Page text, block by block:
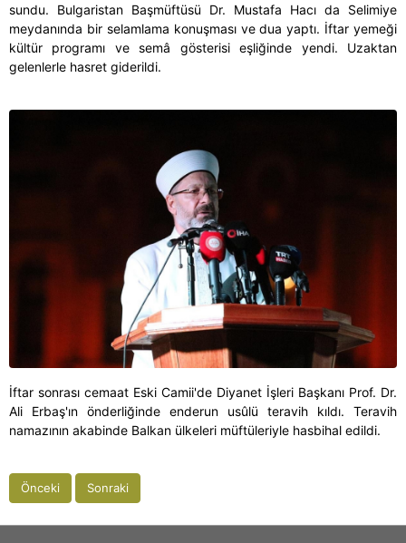
sundu. Bulgaristan Başmüftüsü Dr. Mustafa Hacı da Selimiye
meydanında bir selamlama konuşması ve dua yaptı. İftar yemeği
kültür programı ve semâ gösterisi eşliğinde yendi. Uzaktan
gelenlerle hasret giderildi.
İftar sonrası cemaat Eski Camii'de Diyanet İşleri Başkanı Prof. Dr.
Ali Erbaş'ın önderliğinde enderun usûlü teravih kıldı. Teravih
namazının akabinde Balkan ülkeleri müftüleriyle hasbihal edildi.
Önceki Sonraki